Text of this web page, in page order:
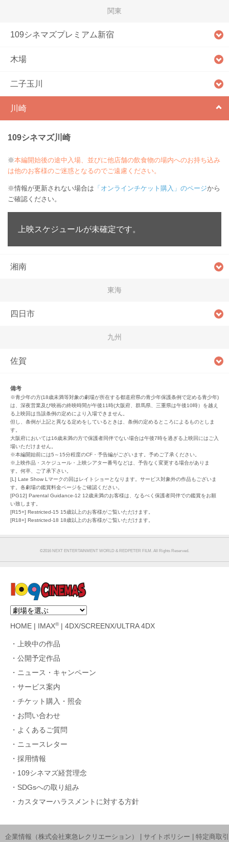
関東
109シネマズプレミアム新宿
木場
二子玉川
川崎
109シネマズ川崎
※本編開始後の途中入場、並びに他店舗の飲食物の場内へのお持ち込み
は他のお客様のご迷惑となるのでご遠慮ください。
※情報が更新されない場合は 「オンラインチケット購入」のページから
ご確認ください。
上映スケジュールが未確定です。
湘南
東海
四日市
九州
佐賀
備考
※青少年の方(18歳未満等対象の劇場が所在する都道府県の青少年保護条例で定める青少年)
は、深夜営業及び映画の終映時間が午後11時(大阪府、群馬県、三重県は午後10時）を越え
る上映回は当該条例の定めにより入場できません。
但し、条例が上記と異なる定めをしているときは、条例の定めるところによるものとしま
す。
大阪府においては16歳未満の方で保護者同伴でない場合は午後7時を過ぎる上映回にはご入
場いただけません。
※本編開始前には5～15分程度のCF・予告編がございます。予めご了承ください。
※上映作品・スケジュール・上映シアター番号などは、予告なく変更する場合がありま
す。何卒、ご了承下さい。
[L] Late Show Lマークの回はレイトショーとなります。サービス対象外の作品もございま
す。各劇場の鑑賞料金ページをご確認ください。
[PG12] Parental Guidance-12 12歳未満のお客様は、なるべく保護者同伴での鑑賞をお願
い致します。
[R15+] Restricted-15 15歳以上のお客様がご覧いただけます。
[R18+] Restricted-18 18歳以上のお客様がご覧いただけます。
©︎2016 NEXT ENTERTAINMENT WORLD & REDPETER FILM. All Rights Reserved.
HOME IMAX®| 4DX/SCREENX/ULTRA 4DX
上映中の作品
公開予定作品
ニュース・キャンペーン
サービス案内
チケット購入・照会
お問い合わせ
よくあるご質問
ニュースレター
採用情報
109シネマズ経営理念
SDGsへの取り組み
カスタマーハラスメントに対する方針
企業情報（株式会社東急レクリエーション） サイトポリシー 特定商取